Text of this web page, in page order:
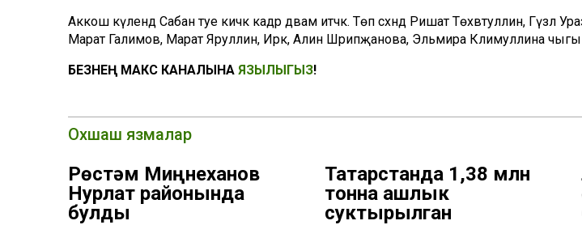
Аккош күлендә Сабан туе кичкә кадәр дәвам итәчәк. Төп сәхнәдә Ришат Төхвәтуллин, Гүзәл
Марат Галимов, Марат Яруллин, Иркә, Алинә Шәрипҗанова, Эльмира Кәлимуллина
БЕЗНЕҢ МАКС КАНАЛЫНА ЯЗЫЛЫГЫЗ!
Охшаш язмалар
Рөстәм Миңнеханов
Нурлат районында
булды
Татарстанда 1,38 млн
тонна ашлык
суктырылган